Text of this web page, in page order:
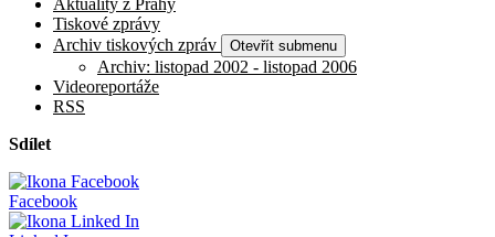
Tiskové zprávy
Archiv tiskových zpráv
Otevřít submenu
Archiv: listopad 2002 - listopad 2006
Videoreportáže
RSS
Sdílet
Facebook